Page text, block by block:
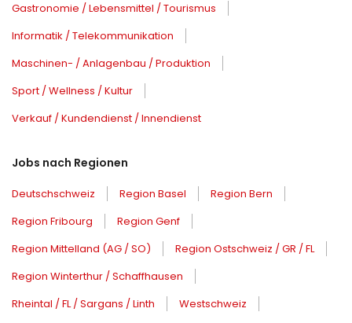
Gastronomie / Lebensmittel / Tourismus
Informatik / Telekommunikation
Maschinen- / Anlagenbau / Produktion
Sport / Wellness / Kultur
Verkauf / Kundendienst / Innendienst
Jobs nach Regionen
Deutschschweiz Region Basel
Region Bern
Region Fribourg
Region Genf
Region Mittelland (AG / SO)
Region Ostschweiz / GR / FL
Region Winterthur / Schaffhausen
Rheintal / FL / Sargans / Linth
Westschweiz